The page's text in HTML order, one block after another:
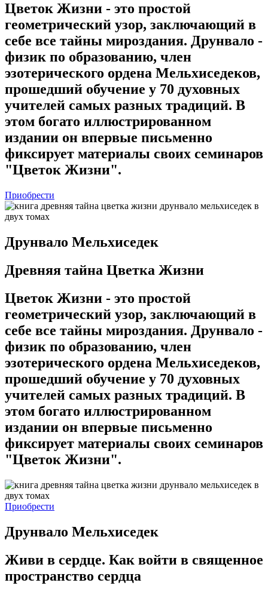
Цветок Жизни - это простой
геометрический узор, заключающий в
себе все тайны мироздания. Друнвало -
физик по образованию, член
эзотерического ордена Мельхиседеков,
прошедший обучение у 70 духовных
учителей самых разных традиций. В
этом богато иллюстрированном
издании он впервые письменно
фиксирует материалы своих семинаров
"Цветок Жизни".
Приобрести
Друнвало Мельхиседек
Древняя тайна Цветка Жизни
Цветок Жизни - это простой
геометрический узор, заключающий в
себе все тайны мироздания. Друнвало -
физик по образованию, член
эзотерического ордена Мельхиседеков,
прошедший обучение у 70 духовных
учителей самых разных традиций. В
этом богато иллюстрированном
издании он впервые письменно
фиксирует материалы своих семинаров
"Цветок Жизни".
Приобрести
Друнвало Мельхиседек
Живи в сердце. Как войти в священное
пространство сердца